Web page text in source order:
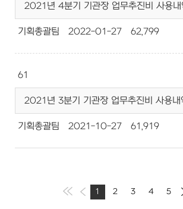
2021년 4분기 기관장 업무추진비 사용내
기획총괄팀 2022-01-27 62,799
61
2021년 3분기 기관장 업무추진비 사용내
기획총괄팀 2021-10-27 61,919
1 2 3 4 5